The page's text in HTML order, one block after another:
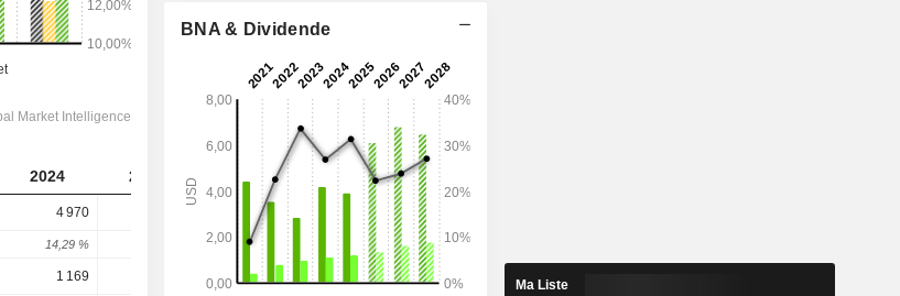
2024 2025 2026 2027 2028
4 970 6 031 6 536
14,29 % 9,07 % 8,37 % 1,97 %
1 169 1 380 1 424 1 142
BNA & Dividende
Ma Liste